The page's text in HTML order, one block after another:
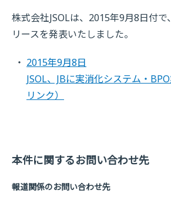
株式会社JSOLは、2015年9月8日付で
リースを発表いたしました。
2015年9月8日
JSOL、JBに実消化システム・
リンク）
本件に関するお問い合わせ先
報道関係のお問い合わせ先